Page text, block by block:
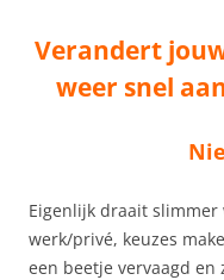
Verandert
weer snel
Eigenlijk draait
werk/privé, keuzes
een beetje vervaagd en